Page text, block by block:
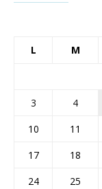
L M
3
4
10
11
17
18
24
25